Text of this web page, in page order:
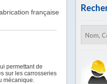
permettant de
sur les carrosseries
mécanique.